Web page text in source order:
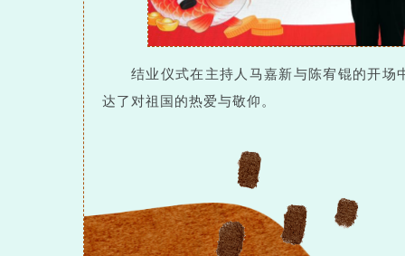
结业仪式在主持人马嘉新与陈宥锟的开
达了对祖国的热爱与敬仰。